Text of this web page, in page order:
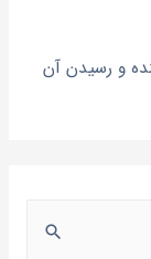
و رسیدن آن